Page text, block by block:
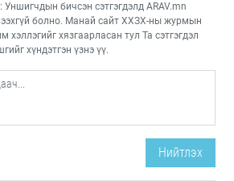
бичсэн сэтгэгдэлд ARAV.mn
болно. Манай сайт ХХЗХ-ны журмын
хэллэгийг хязгаарласан тул Та сэтгэгдэл
хүндэтгэн үзнэ үү.
Нийтлэх